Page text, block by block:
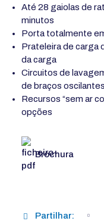
Até 28 gaiolas de
minutos
Porta totalmente
Prateleira de carga
da carga
Circuitos de
de braços oscilantes
Recursos “sem ar
opções
Brochura
Partilhar: